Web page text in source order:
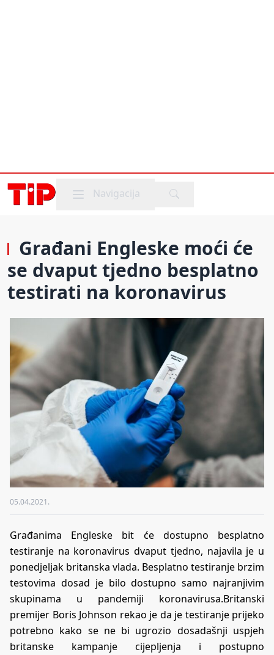
Mobile menu
Navigacija
Građani Engleske moći će
se dvaput tjedno besplatno
testirati na koronavirus
05.04.2021.
Građanima Engleske bit će dostupno besplatno
testiranje na koronavirus dvaput tjedno, najavila je u
ponedjeljak britanska vlada. Besplatno testiranje brzim
testovima dosad je bilo dostupno samo najranjivim
skupinama u pandemiji koronavirusa.Britanski
premijer Boris Johnson rekao je da je testiranje prijeko
potrebno kako se ne bi ugrozio dosadašnji uspjeh
britanske kampanje cijepljenja i postupno